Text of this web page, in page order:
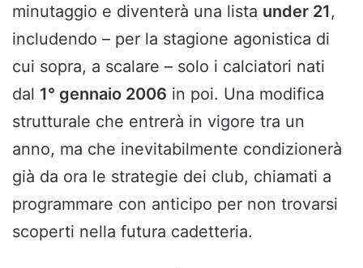
minutaggio e diventerà una lista under 21,
includendo – per la stagione agonistica di
cui sopra, a scalare – solo i calciatori nati
dal 1° gennaio 2006 in poi. Una modifica
strutturale che entrerà in vigore tra un
anno, ma che inevitabilmente condizionerà
già da ora le strategie dei club, chiamati a
programmare con anticipo per non trovarsi
scoperti nella futura cadetteria.